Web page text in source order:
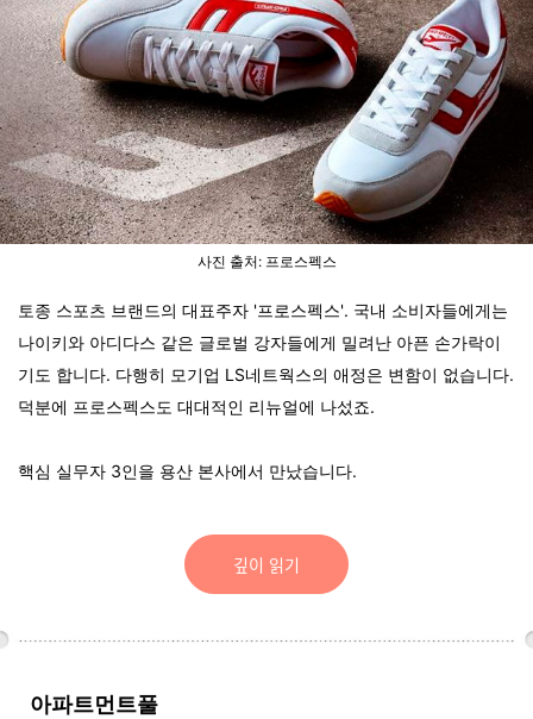
사진 출처: 프로스펙스
토종 스포츠 브랜드의 대표주자 '프로스펙스'. 국내 소비자들에게는
나이키와 아디다스 같은 글로벌 강자들에게 밀려난 아픈 손가락이
기도 합니다. 다행히 모기업 LS네트웍스의 애정은 변함이 없습니다.
덕분에 프로스펙스도 대대적인 리뉴얼에 나섰죠.
핵심 실무자 3인을 용산 본사에서 만났습니다.
깊이 읽기
아파트먼트풀